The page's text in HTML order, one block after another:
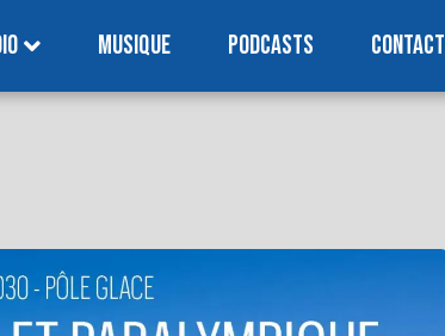
MUSIQUE PODCASTS CONTACT